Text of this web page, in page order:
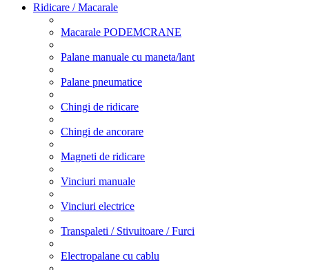
Ridicare / Macarale
Macarale PODEMCRANE
Palane manuale cu maneta/lant
Palane pneumatice
Chingi de ridicare
Chingi de ancorare
Magneti de ridicare
Vinciuri manuale
Vinciuri electrice
Transpaleti / Stivuitoare / Furci
Electropalane cu cablu